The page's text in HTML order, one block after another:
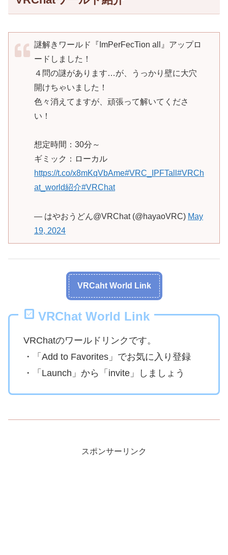
謎解きワールド『ImPerFecTion all』アップロ
ードしました！
４問の謎があります…が、うっかり壁に大穴
開けちゃいました！
色々消えてますが、頑張って解いてくださ
い！
想定時間：30分～
ギミック：ローカル
https://t.co/x8mKqVbAme#VRC_IPFTall #VRCh
at_world紹介#VRChat
— はやおうどん@VRChat (@hayaoVRC) May
19, 2024
VRCaht World Link
VRChat World Link
VRChatのワールドリンクです。
・「Add to Favorites」でお気に入り登録
・「Launch」から「invite」しましょう
スポンサーリンク